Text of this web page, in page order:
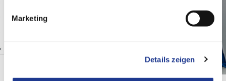
Marketing
Details zeigen